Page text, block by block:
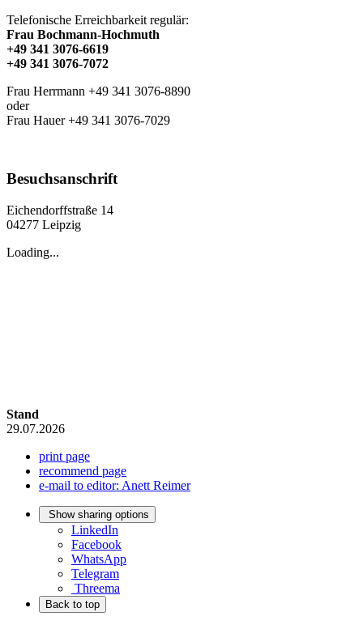
Telefonische Erreichbarkeit regulär:
Frau Bochmann-Hochmuth
+49 341 3076-6619
+49 341 3076-7072
Frau Herrmann +49 341 3076-8890
oder
Frau Hauer +49 341 3076-7029
Besuchsanschrift
Eichendorffstraße 14
04277 Leipzig
Loading...
Stand
29.07.2026
print page
recommend page
e-mail to editor: Anett Reimer
Show sharing options
LinkedIn
Facebook
WhatsApp
Telegram
Threema
Back to top